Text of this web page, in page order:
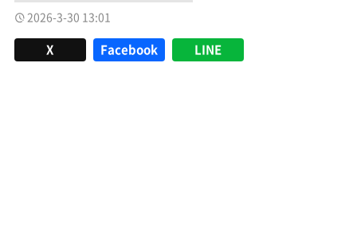
2026-3-30 13:01
X Facebook LINE